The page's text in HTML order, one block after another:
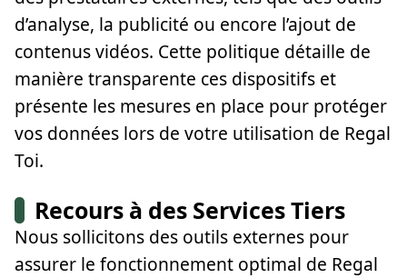
d’analyse, la publicité ou encore l’ajout de
contenus vidéos. Cette politique détaille de
manière transparente ces dispositifs et
présente les mesures en place pour protéger
vos données lors de votre utilisation de Regal
Toi.
Recours à des Services Tiers
Nous sollicitons des outils externes pour
assurer le fonctionnement optimal de Regal